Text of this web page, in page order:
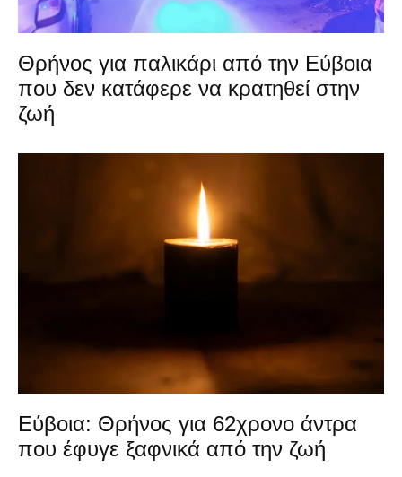
Θρήνος για παλικάρι από την Εύβοια
που δεν κατάφερε να κρατηθεί στην
ζωή
Εύβοια: Θρήνος για 62χρονο άντρα
που έφυγε ξαφνικά από την ζωή